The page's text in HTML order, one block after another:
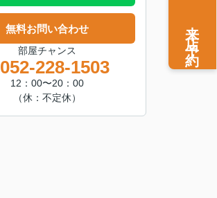
無料お問い合わせ
部屋チャンス
052-228-1503
12：00〜20：00
（休：不定休）
来店予約